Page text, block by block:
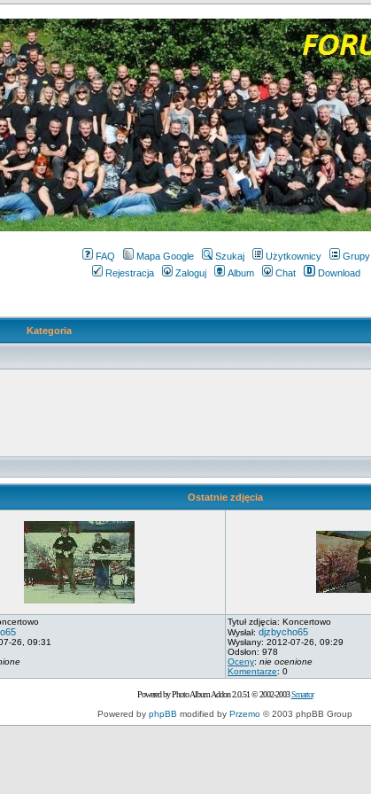
FAQ Mapa Google Szukaj Użytkownicy
Grupy
Rejestracja
Zaloguj Album Chat Download
Kategoria
Ostatnie zdjęcia
26, 09:31
Tytuł zdjęcia: Koncertowo
Wysłał: djzbycho65
Wysłany: 2012-07-26, 09:29
Odsłon: 978
Oceny: nie ocenione
Komentarze: 0
Powered by Photo Album Addon 2.0.51 © 2002-2003Smartor
Powered by phpBB modified by Przemo © 2003 phpBB Group